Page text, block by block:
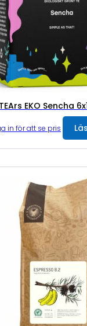
EKO Sencha
in för att se pris